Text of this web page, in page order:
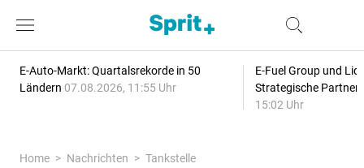
E-Auto-Markt: Quartalsrekorde in 50
Ländern 07.08.2026, 11:55 Uhr
E-Fuel Group und
Strategische
15:02 Uhr
Home Nachrichten
Tankstelle